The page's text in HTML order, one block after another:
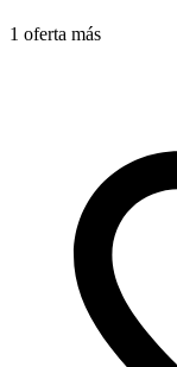
1 oferta más